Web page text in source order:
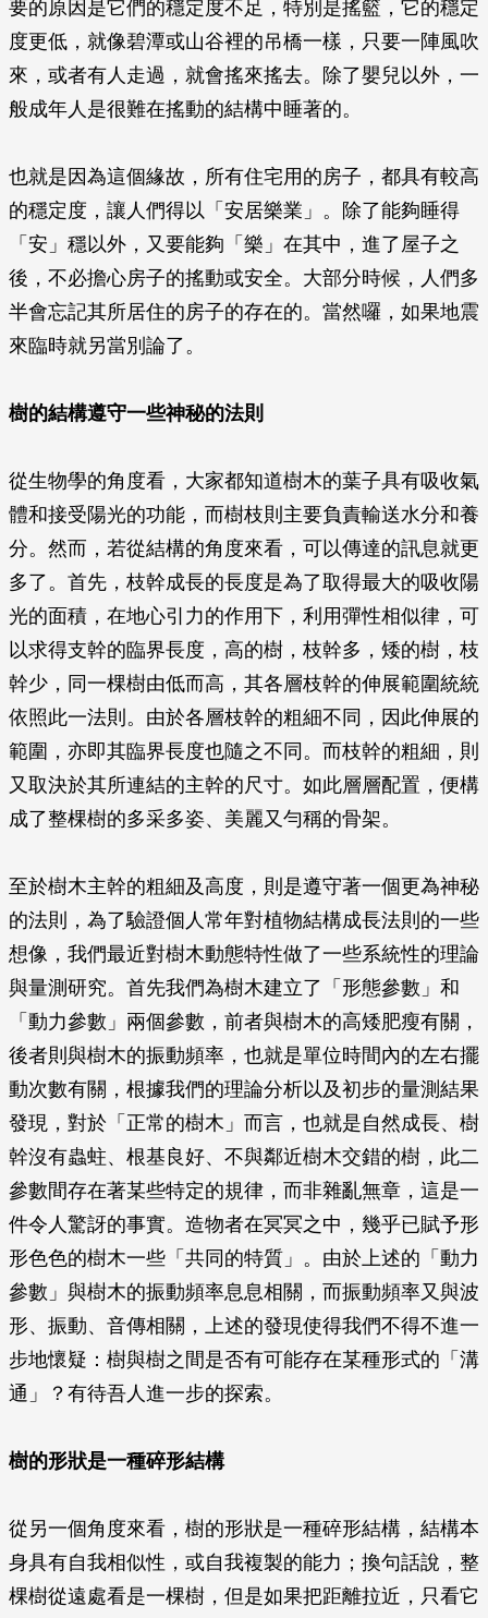
要的原因是它們的穩定度不足，特別是搖籃，它的穩定
度更低，就像碧潭或山谷裡的吊橋一樣，只要一陣風吹
來，或者有人走過，就會搖來搖去。除了嬰兒以外，一
般成年人是很難在搖動的結構中睡著的。
也就是因為這個緣故，所有住宅用的房子，都具有較高
的穩定度，讓人們得以「安居樂業」。除了能夠睡得
「安」穩以外，又要能夠「樂」在其中，進了屋子之
後，不必擔心房子的搖動或安全。大部分時候，人們多
半會忘記其所居住的房子的存在的。當然囉，如果地震
來臨時就另當別論了。
樹的結構遵守一些神秘的法則
從生物學的角度看，大家都知道樹木的葉子具有吸收氣
體和接受陽光的功能，而樹枝則主要負責輸送水分和養
分。然而，若從結構的角度來看，可以傳達的訊息就更
多了。首先，枝幹成長的長度是為了取得最大的吸收陽
光的面積，在地心引力的作用下，利用彈性相似律，可
以求得支幹的臨界長度，高的樹，枝幹多，矮的樹，枝
幹少，同一棵樹由低而高，其各層枝幹的伸展範圍統統
依照此一法則。由於各層枝幹的粗細不同，因此伸展的
範圍，亦即其臨界長度也隨之不同。而枝幹的粗細，則
又取決於其所連結的主幹的尺寸。如此層層配置，便構
成了整棵樹的多采多姿、美麗又勻稱的骨架。
至於樹木主幹的粗細及高度，則是遵守著一個更為神秘
的法則，為了驗證個人常年對植物結構成長法則的一些
想像，我們最近對樹木動態特性做了一些系統性的理論
與量測研究。首先我們為樹木建立了「形態參數」和
「動力參數」兩個參數，前者與樹木的高矮肥瘦有關，
後者則與樹木的振動頻率，也就是單位時間內的左右擺
動次數有關，根據我們的理論分析以及初步的量測結果
發現，對於「正常的樹木」而言，也就是自然成長、樹
幹沒有蟲蛀、根基良好、不與鄰近樹木交錯的樹，此二
參數間存在著某些特定的規律，而非雜亂無章，這是一
件令人驚訝的事實。造物者在冥冥之中，幾乎已賦予形
形色色的樹木一些「共同的特質」。由於上述的「動力
參數」與樹木的振動頻率息息相關，而振動頻率又與波
形、振動、音傳相關，上述的發現使得我們不得不進一
步地懷疑：樹與樹之間是否有可能存在某種形式的「溝
通」？有待吾人進一步的探索。
樹的形狀是一種碎形結構
從另一個角度來看，樹的形狀是一種碎形結構，結構本
身具有自我相似性，或自我複製的能力；換句話說，整
棵樹從遠處看是一棵樹，但是如果把距離拉近，只看它